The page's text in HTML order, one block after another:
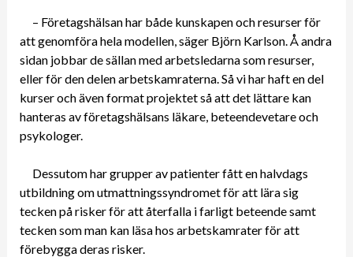
– Företagshälsan har både kunskapen och resurser för
att genomföra hela modellen, säger Björn Karlson. Å andra
sidan jobbar de sällan med arbetsledarna som resurser,
eller för den delen arbetskamraterna. Så vi har haft en del
kurser och även format projektet så att det lättare kan
hanteras av företagshälsans läkare, beteendevetare och
psykologer.
Dessutom har grupper av patienter fått en halvdags
utbildning om utmattningssyndromet för att lära sig
tecken på risker för att återfalla i farligt beteende samt
tecken som man kan läsa hos arbetskamrater för att
förebygga deras risker.